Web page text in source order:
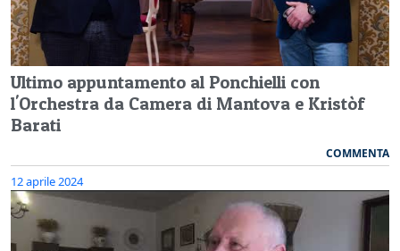
Ultimo appuntamento al Ponchielli con
l'Orchestra da Camera di Mantova e Kristòf
Barati
COMMENTA
12 aprile 2024